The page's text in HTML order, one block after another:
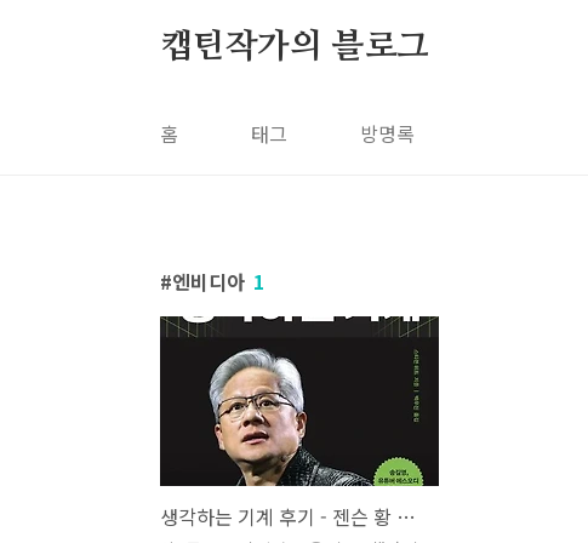
캡틴작가의 블로그
홈 태그 방명록
엔비디아 1
생각하는 기계 후기 - 젠슨 황 공식 자서전으로 읽는 엔비디아 성공의 역사